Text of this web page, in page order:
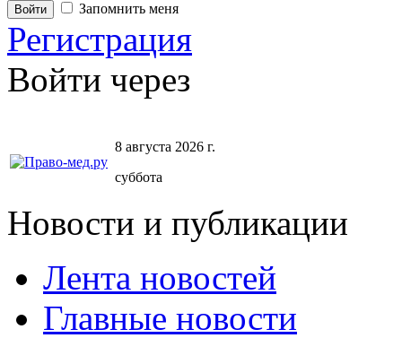
Запомнить меня
Регистрация
Войти через
8 августа 2026 г.
суббота
Новости и публикации
Лента новостей
Главные новости